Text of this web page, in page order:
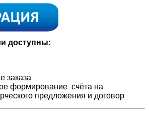
доступны:
заказа
формирование счёта на
предложения и договор